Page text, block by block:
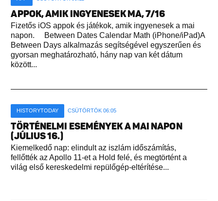
APPOK, AMIK INGYENESEK MA, 7/16
Fizetős iOS appok és játékok, amik ingyenesek a mai
napon. Between Dates Calendar Math (iPhone/iPad)A
Between Days alkalmazás segítségével egyszerűen és
gyorsan meghatározható, hány nap van két dátum
között...
HISTORYTODAY CSÜTÖRTÖK 06:05
TÖRTÉNELMI ESEMÉNYEK A MAI NAPON
(JÚLIUS 16.)
Kiemelkedő nap: elindult az iszlám időszámítás,
fellőtték az Apollo 11-et a Hold felé, és megtörtént a
világ első kereskedelmi repülőgép-eltérítése...